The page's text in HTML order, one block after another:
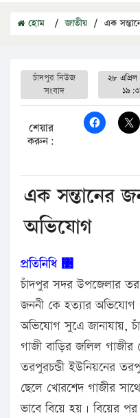
হোম / জাতীয় / এক
চাঁদপুর নিউজ
সংবাদ
২৮
শেয়ার
করুন:
এক সন্তানের
অভিযোগ
প্রতিনিধি ঳
চাঁদপুর সদর উপজেলার
জননী কে হত্যার অভিযোগ
অভিযোগ সুএে জানাযায়,
গাজী বাড়ির জলিল
তরপুরচন্ডী ইউনিয়নের
ছেলে খোরশেদ গাজীর
ভাবে বিয়ে হয়। বিয়ের